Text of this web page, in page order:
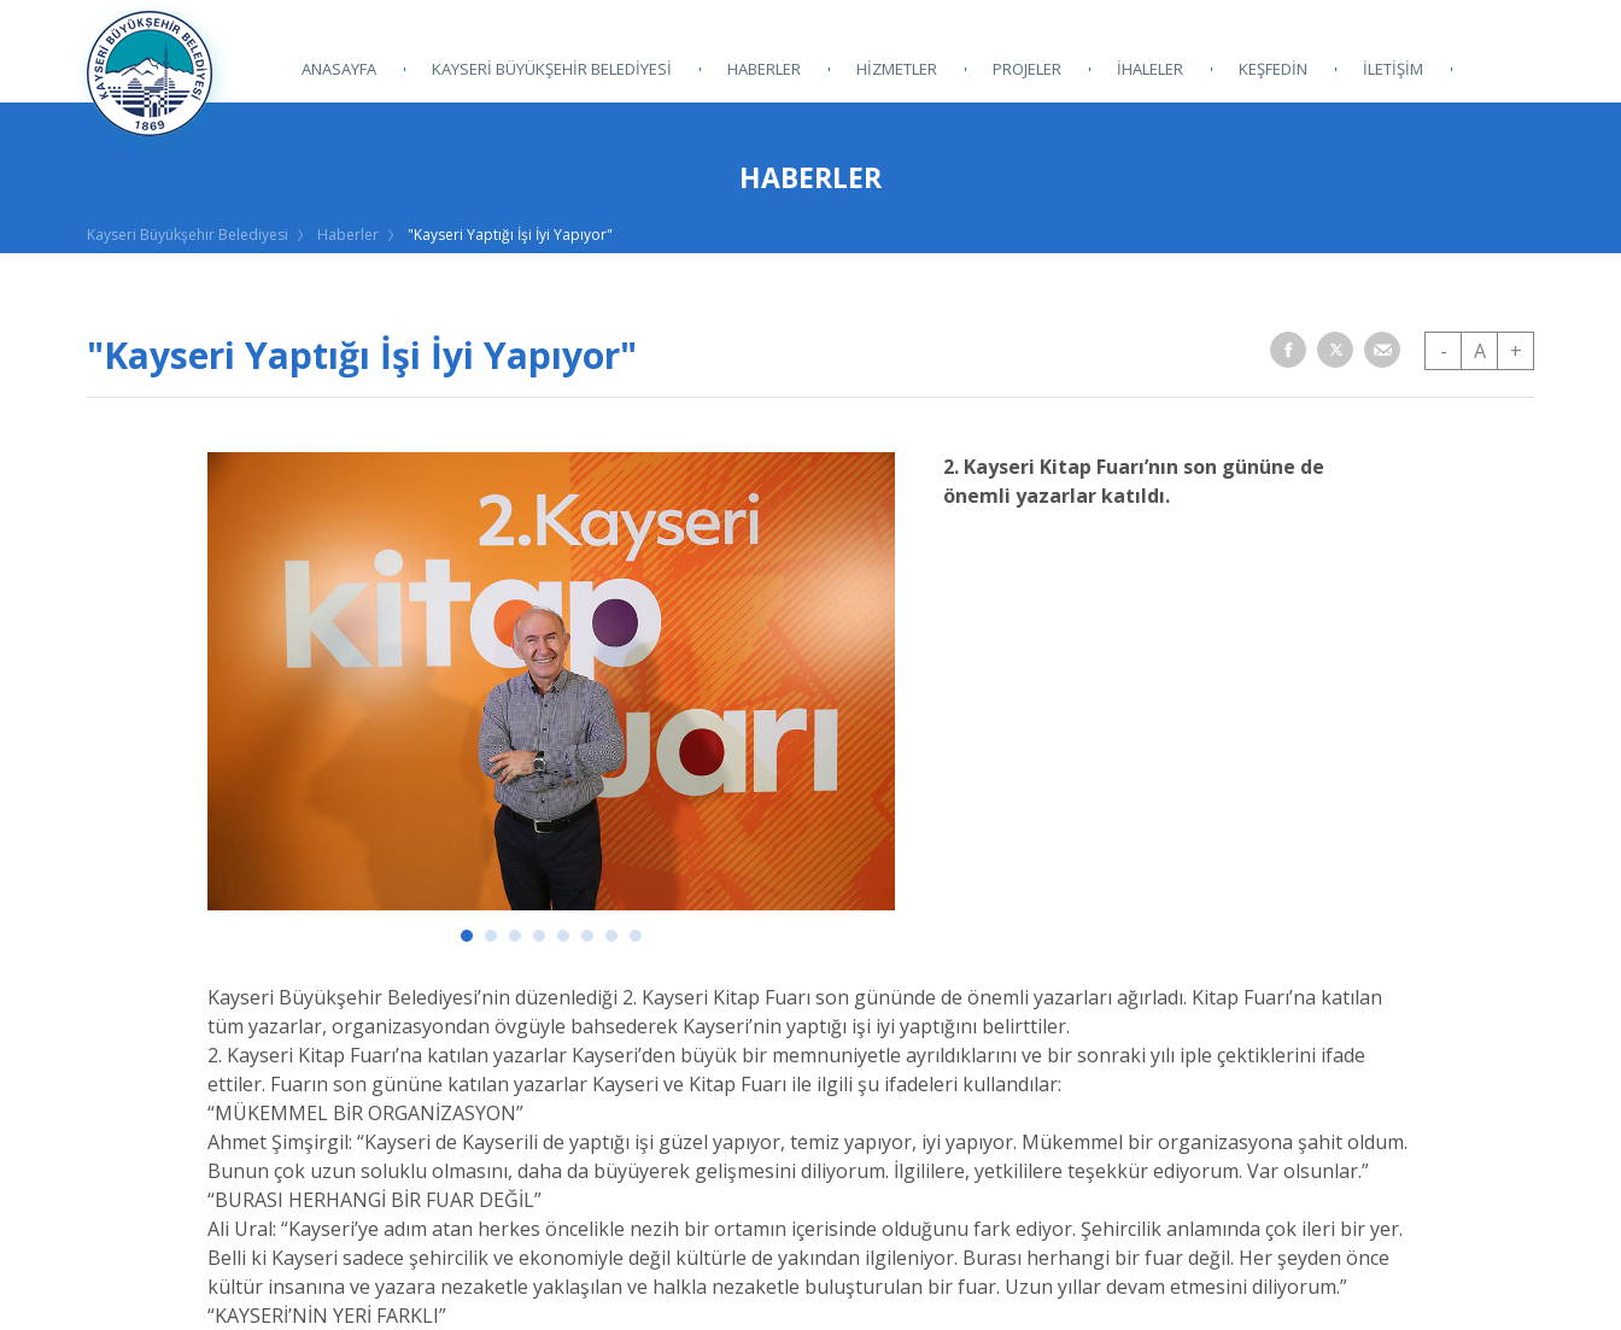
ANASAYFA KAYSERİ BÜYÜKŞEHİR BELEDİYESİ HABERLER HİZMETLER PROJELER İHALELER KEŞFEDİN İLETİŞİM
HABERLER
Kayseri Büyükşehir Belediyesi Haberler "Kayseri Yaptığı İşi İyi Yapıyor"
"Kayseri Yaptığı İşi İyi Yapıyor" - A +
2. Kayseri Kitap Fuarı’nın son gününe de
önemli yazarlar katıldı.
Kayseri Büyükşehir Belediyesi’nin düzenlediği 2. Kayseri Kitap Fuarı son gününde de önemli yazarları ağırladı. Kitap Fuarı’na katılan
tüm yazarlar, organizasyondan övgüyle bahsederek Kayseri’nin yaptığı işi iyi yaptığını belirttiler.
2. Kayseri Kitap Fuarı’na katılan yazarlar Kayseri’den büyük bir memnuniyetle ayrıldıklarını ve bir sonraki yılı iple çektiklerini ifade
ettiler. Fuarın son gününe katılan yazarlar Kayseri ve Kitap Fuarı ile ilgili şu ifadeleri kullandılar:
“MÜKEMMEL BİR ORGANİZASYON”
Ahmet Şimşirgil: “Kayseri de Kayserili de yaptığı işi güzel yapıyor, temiz yapıyor, iyi yapıyor. Mükemmel bir organizasyona şahit oldum.
Bunun çok uzun soluklu olmasını, daha da büyüyerek gelişmesini diliyorum. İlgililere, yetkililere teşekkür ediyorum. Var olsunlar.”
“BURASI HERHANGİ BİR FUAR DEĞİL”
Ali Ural: “Kayseri’ye adım atan herkes öncelikle nezih bir ortamın içerisinde olduğunu fark ediyor. Şehircilik anlamında çok ileri bir yer.
Belli ki Kayseri sadece şehircilik ve ekonomiyle değil kültürle de yakından ilgileniyor. Burası herhangi bir fuar değil. Her şeyden önce
kültür insanına ve yazara nezaketle yaklaşılan ve halkla nezaketle buluşturulan bir fuar. Uzun yıllar devam etmesini diliyorum.”
“KAYSERİ’NİN YERİ FARKLI”